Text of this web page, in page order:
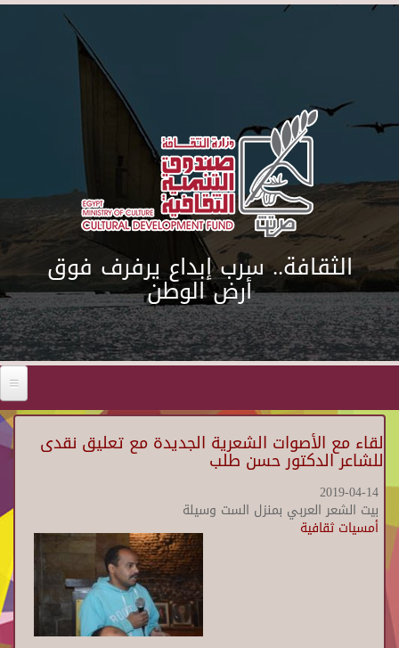
Skip to main content
الثقافة.. سرب إبداع يرفرف فوق
أرض الوطن
لقاء مع الأصوات الشعرية الجديدة مع تعليق نقدى
للشاعر الدكتور حسن طلب
2019-04-14
بيت الشعر العربي بمنزل الست وسيلة
أمسيات ثقافية